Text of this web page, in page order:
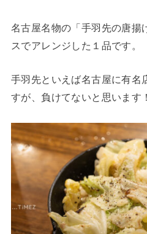
名古屋名物の「手羽先の唐揚
スでアレンジした１品です。
手羽先といえば名古屋に有名
すが、負けてないと思います！